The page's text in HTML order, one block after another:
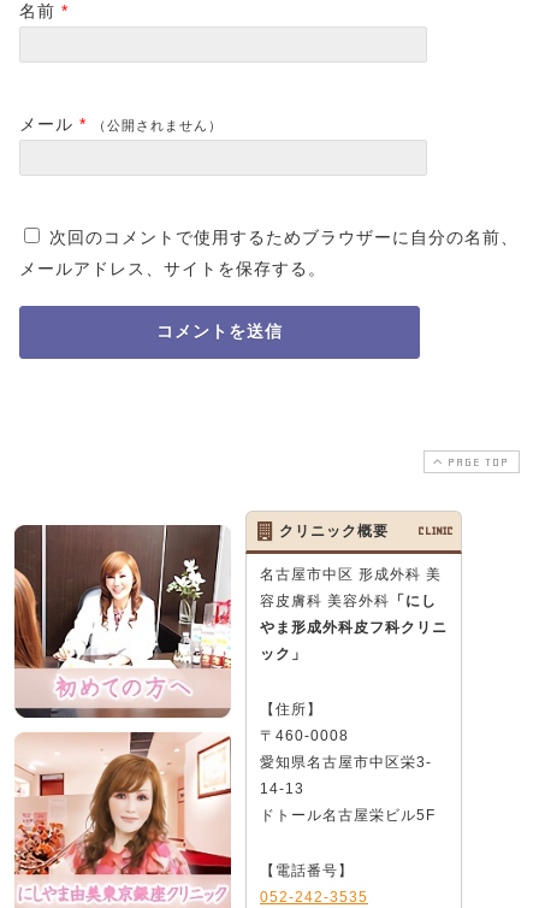
名前 *
メール * （公開されません）
次回のコメントで使用するためブラウザーに自分の名前、
メールアドレス、サイトを保存する。
PAGE TOP
クリニック概要 CLINIC
名古屋市中区 形成外科 美
容皮膚科 美容外科 「にし
やま形成外科皮フ科クリニ
ック」
【住所】
〒460-0008
愛知県名古屋市中区栄3-
14-13
ドトール名古屋栄ビル5F
【電話番号】
052-242-3535